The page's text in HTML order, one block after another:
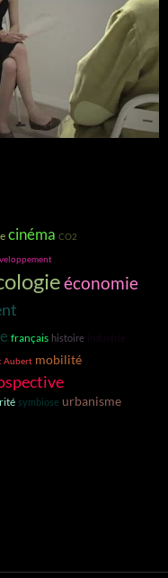
cinéma CO2
économie
français histoire
Aubert mobilité
symbiose urbanisme